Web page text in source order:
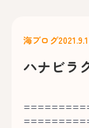
海ブログ
ハナビラ